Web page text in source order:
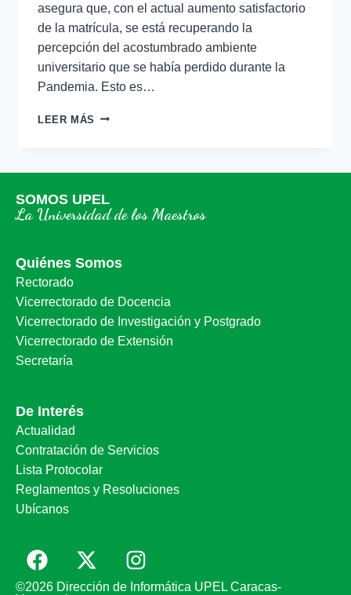
asegura que, con el actual aumento satisfactorio
de la matrícula, se está recuperando la
percepción del acostumbrado ambiente
universitario que se había perdido durante la
Pandemia. Esto es…
LEER MÁS
SOMOS UPEL
La Universidad de los Maestros
Quiénes Somos
Rectorado
Vicerrectorado de Docencia
Vicerrectorado de Investigación y Postgrado
Vicerrectorado de Extensión
Secretaría
De Interés
Actualidad
Contratación de Servicios
Lista Protocolar
Reglamentos y Resoluciones
Ubícanos
©2026 Dirección de Informática UPEL Caracas-